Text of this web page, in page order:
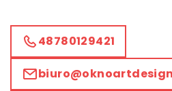
48780129421